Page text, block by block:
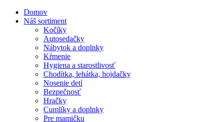
Domov
Náš sortiment
Kočíky
Autosedačky
Nábytok a doplnky
Kŕmenie
Hygiena a starostlivosť
Chodítka, lehátka, hojdačky
Nosenie detí
Bezpečnosť
Hračky
Cumlíky a doplnky
Pre mamičku